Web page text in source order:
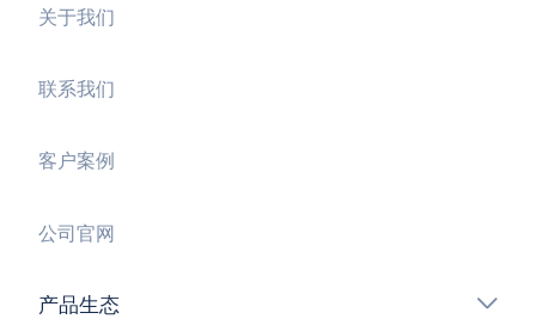
关于我们
联系我们
客户案例
公司官网
产品生态